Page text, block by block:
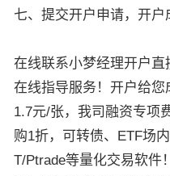
七、提交开户申请，开户
在线联系小梦经理开户
在线指导服务！开户给
1.7元/张，我司融资专项
购1折，可转债、ETF场
T/Ptrade等量化交易软件